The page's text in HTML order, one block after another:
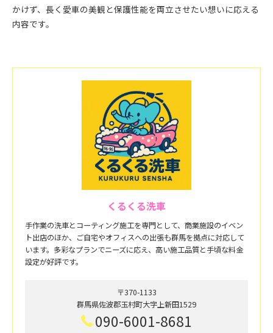
かけず、長く愛車の美観と保護性能を両立させたい想いに応える
内容です。
くるくる洗車
手作業の洗車とコーティング施工を専門として、商業施設のイベン
ト出店のほか、ご自宅やオフィスへの出張も群馬を拠点に対応して
います。多彩なプランでニーズに応え、高い施工品質と手頃な料金
設定が好評です。
〒370-1133
群馬県佐波郡玉村町大字上新田1529
090-6001-8681